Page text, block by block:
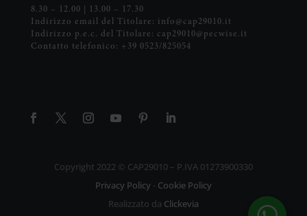
8.30 – 12.00 | 13.00 – 17.30
Indirizzo email del Titolare: info@cap29010.it
Indirizzo p.e.c. del Titolare: cap29010@pecwise.it
Contatto telefonico: +39 0523/825054
Copyright 2022 © CAP29010 – P.IVA 01273900330
Privacy Policy- Cookie Policy
Realizzato da Clickevia